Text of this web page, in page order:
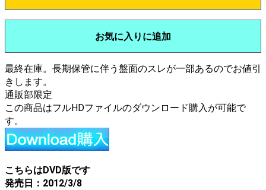
お気に入りに追加
最終在庫。長期保管に伴う盤面のスレが一部あるのでお値引
きします。
通販部限定
この商品はフルHDファイルのダウンロード購入が可能で
す。
こちらはDVD版です
発売日：2012/3/8